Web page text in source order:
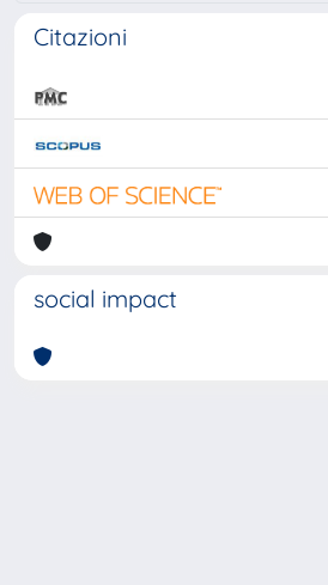
Citazioni
social impact